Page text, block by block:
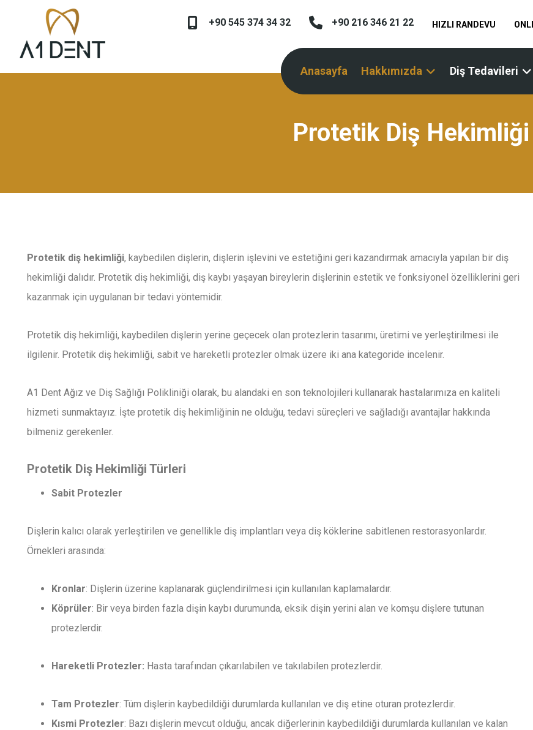
HIZLI RANDEVU
+90 216 346 21 22
+90 545 374 34 32
Anasayfa Hakkımızda Diş Tedavileri
Protetik Diş Hekimliği
Protetik diş hekimliği, kaybedilen dişlerin, dişlerin işlevini ve estetiğini geri kazandırmak amacıyla yapılan bir diş
hekimliği dalıdır. Protetik diş hekimliği, diş kaybı yaşayan bireylerin dişlerinin estetik ve fonksiyonel özelliklerini geri
kazanmak için uygulanan bir tedavi yöntemidir.
Protetik diş hekimliği, kaybedilen dişlerin yerine geçecek olan protezlerin tasarımı, üretimi ve yerleştirilmesi ile
ilgilenir. Protetik diş hekimliği, sabit ve hareketli protezler olmak üzere iki ana kategoride incelenir.
A1 Dent Ağız ve Diş Sağlığı Polikliniği olarak, bu alandaki en son teknolojileri kullanarak hastalarımıza en kaliteli
hizmeti sunmaktayız. İşte protetik diş hekimliğinin ne olduğu, tedavi süreçleri ve sağladığı avantajlar hakkında
bilmeniz gerekenler.
Protetik Diş Hekimliği Türleri
Sabit Protezler
Dişlerin kalıcı olarak yerleştirilen ve genellikle diş implantları veya diş köklerine sabitlenen restorasyonlardır.
Örnekleri arasında:
Kronlar: Dişlerin üzerine kaplanarak güçlendirilmesi için kullanılan kaplamalardır.
Köprüler: Bir veya birden fazla dişin kaybı durumunda, eksik dişin yerini alan ve komşu dişlere tutunan
protezlerdir.
Hareketli Protezler: Hasta tarafından çıkarılabilen ve takılabilen protezlerdir.
Tam Protezler: Tüm dişlerin kaybedildiği durumlarda kullanılan ve diş etine oturan protezlerdir.
Kısmi Protezler: Bazı dişlerin mevcut olduğu, ancak diğerlerinin kaybedildiği durumlarda kullanılan ve kalan